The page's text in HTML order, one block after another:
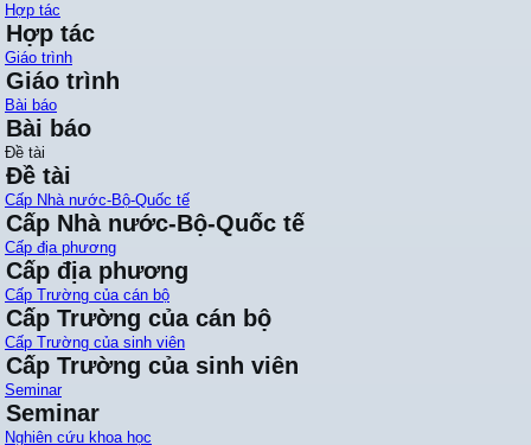
Hợp tác
Hợp tác
Giáo trình
Giáo trình
Bài báo
Bài báo
Đề tài
Đề tài
Cấp Nhà nước-Bộ-Quốc tế
Cấp Nhà nước-Bộ-Quốc tế
Cấp địa phương
Cấp địa phương
Cấp Trường của cán bộ
Cấp Trường của cán bộ
Cấp Trường của sinh viên
Cấp Trường của sinh viên
Seminar
Seminar
Nghiên cứu khoa học